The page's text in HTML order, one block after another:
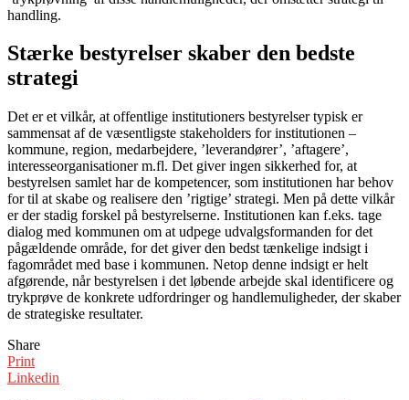
handling.
Stærke bestyrelser skaber den bedste
strategi
Det er et vilkår, at offentlige institutioners bestyrelser typisk er
sammensat af de væsentligste stakeholders for institutionen –
kommune, region, medarbejdere, ’leverandører’, ’aftagere’,
interesseorganisationer m.fl. Det giver ingen sikkerhed for, at
bestyrelsen samlet har de kompetencer, som institutionen har behov
for til at skabe og realisere den ’rigtige’ strategi. Men på dette vilkår
er der stadig forskel på bestyrelserne. Institutionen kan f.eks. tage
dialog med kommunen om at udpege udvalgsformanden for det
pågældende område, for det giver den bedst tænkelige indsigt i
fagområdet med base i kommunen. Netop denne indsigt er helt
afgørende, når bestyrelsen i det løbende arbejde skal identificere og
trykprøve de konkrete udfordringer og handlemuligheder, der skaber
de strategiske resultater.
Share
Print
Linkedin